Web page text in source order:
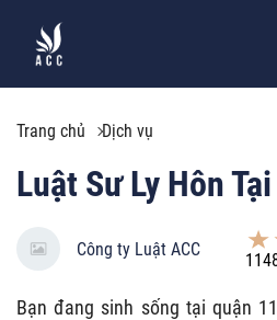
Trang chủ Dịch vụ
Luật Sư Ly Hôn
Công ty Luật ACC
Bạn đang sinh sống tại quận